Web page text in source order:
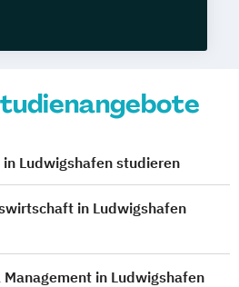
Ludwigshafen studieren
in Ludwigshafen
in Ludwigshafen